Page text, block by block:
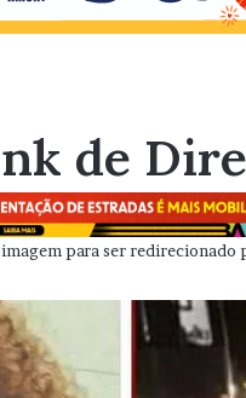
de
para ser redirecionado